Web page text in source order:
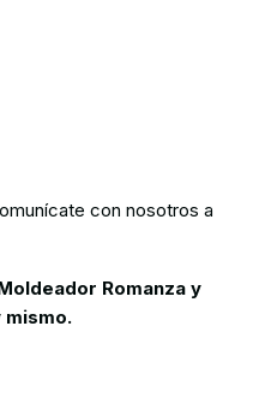
con nosotros a
Romanza y
mismo.